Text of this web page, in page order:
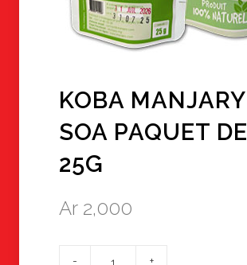
KOBA MANJARY
SOA PAQUET DE
25G
Ar 2,000